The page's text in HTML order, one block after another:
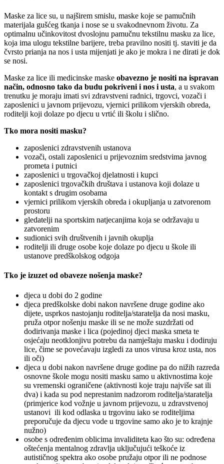
Maske za lice su, u najširem smislu, maske koje se pamučnih
materijala gušćeg tkanja i nose se u svakodnevnom životu. Za
optimalnu učinkovitost dvoslojnu pamučnu tekstilnu masku za lice,
koja ima ulogu tekstilne barijere, treba pravilno nositi tj. staviti je da
čvrsto prianja na nos i usta mijenjati je ako je mokra i ne dirati je dok
se nosi.
Maske za lice ili medicinske maske obavezno je nositi na ispravan
način, odnosno tako da budu pokriveni i nos i usta, a u svakom
trenutku je moraju imati svi zdravstveni radnici, trgovci, vozači i
zaposlenici u javnom prijevozu, vjernici prilikom vjerskih obreda,
roditelji koji dolaze po djecu u vrtić ili školu i slično.
Tko mora nositi masku?
zaposlenici zdravstvenih ustanova
vozači, ostali zaposlenici u prijevoznim sredstvima javnog
prometa i putnici
zaposlenici u trgovačkoj djelatnosti i kupci
zaposlenici trgovačkih društava i ustanova koji dolaze u
kontakt s drugim osobama
vjernici prilikom vjerskih obreda i okupljanja u zatvorenom
prostoru
gledatelji na sportskim natjecanjima koja se održavaju u
zatvorenim
sudionici svih društvenih i javnih okuplja
roditelji ili druge osobe koje dolaze po djecu u škole ili
ustanove predškolskog odgoja
Tko je izuzet od obaveze nošenja maske?
djeca u dobi do 2 godine
djeca predškolske dobi nakon navršene druge godine ako
dijete, usprkos nastojanju roditelja/staratelja da nosi masku,
pruža otpor nošenju maske ili se ne može suzdržati od
dodirivanja maske i lica (pojedinoj djeci maska smeta te
osjećaju neotklonjivu potrebu da namještaju masku i dodiruju
lice, čime se povećavaju izgledi za unos virusa kroz usta, nos
ili oči)
djeca u dobi nakon navršene druge godine pa do nižih razreda
osnovne škole mogu nositi masku samo u aktivnostima koje
su vremenski ograničene (aktivnosti koje traju najviše sat ili
dva) i kada su pod neprestanim nadzorom roditelja/staratelja
(primjerice kod vožnje u javnom prijevozu, u zdravstvenoj
ustanovi ili kod odlaska u trgovinu iako se roditeljima
preporučuje da djecu vode u trgovine samo ako je to krajnje
nužno)
osobe s određenim oblicima invaliditeta kao što su: određena
oštećenja mentalnog zdravlja uključujući teškoće iz
autističnog spektra ako osobe pružaju otpor ili ne podnose